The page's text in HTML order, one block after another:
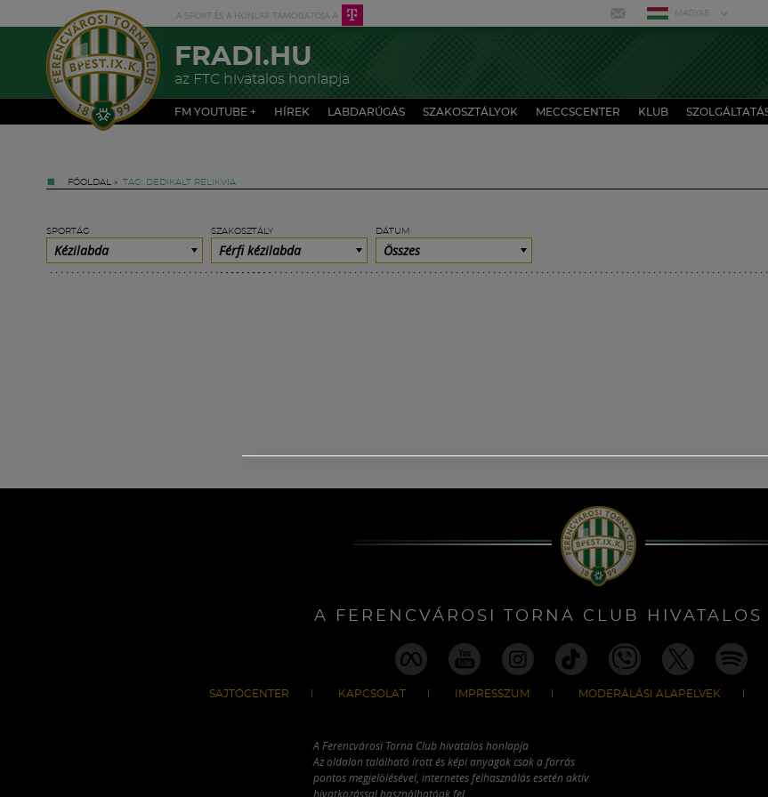
MAGYAR
FRADI.HU
az FTC hivatalos honlapja
FM YOUTUBE + HÍREK LABDARÚGÁS SZAKOSZTÁLYOK MECCSCENTER KLUB
FŐOLDAL » TAG: DEDIKÁLT RELIKVIA
SPORTÁG
Kézilabda
SZAKOSZTÁLY
Férfi kézilabda
DÁTUM
Összes
A FERENCVÁROSI TORNA CLUB
SAJTÓCENTER KAPCSOLAT IMPRESSZUM MODERÁLÁSI ALAPELVEK
A Ferencvárosi Torna Club hivatalos honlapja
Az oldalon található írott és képi anyagok csak a forrás
pontos megjelölésével, internetes felhasználás esetén aktív
hivatkozással használhatóak fel.